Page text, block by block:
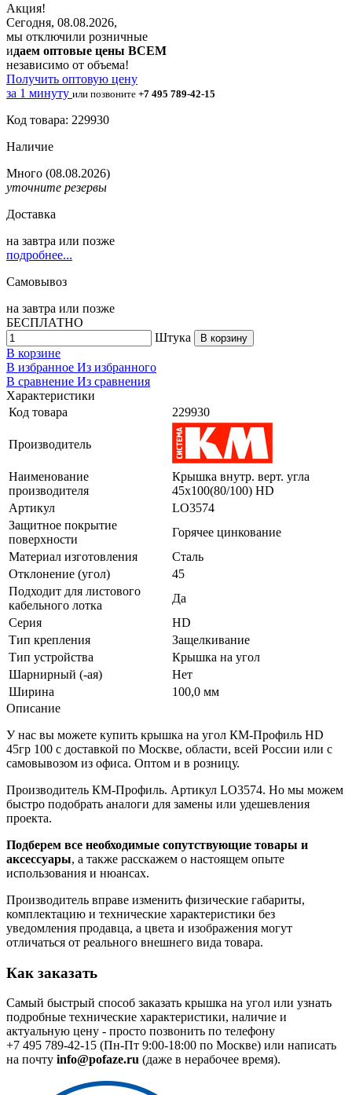
Акция!
Сегодня, 08.08.2026,
мы отключили розничные
идаем оптовые цены ВСЕМ
независимо от объема!
Получить оптовую цену
за 1 минуту или позвоните +7 495 789-42-15
Код товара: 229930
Наличие
Много (08.08.2026)
уточните резервы
Доставка
на завтра или позже
подробнее...
Самовывоз
на завтра или позже
БЕСПЛАТНО
Штука
В корзину
В корзине
В избранное Из избранного
В сравнение Из сравнения
Характеристики
Код товара
229930
Производитель
Наименование
производителя
Крышка внутр. верт. угла
45х100(80/100) HD
Артикул
LO3574
Защитное покрытие
поверхности
Горячее цинкование
Материал изготовления
Сталь
Отклонение (угол)
45
Подходит для листового
кабельного лотка
Да
Серия
HD
Тип крепления
Защелкивание
Тип устройства
Крышка на угол
Шарнирный (-ая)
Нет
Ширина
100,0 мм
Описание
У нас вы можете купить крышка на угол КМ-Профиль HD
45гр 100 с доставкой по Москве, области, всей России или с
самовывозом из офиса. Оптом и в розницу.
Производитель КМ-Профиль. Артикул LO3574. Но мы можем
быстро подобрать аналоги для замены или удешевления
проекта.
Подберем все необходимые сопутствующие товары и
аксессуары, а также расскажем о настоящем опыте
использования и нюансах.
Производитель вправе изменить физические габариты,
комплектацию и технические характеристики без
уведомления продавца, а цвета и изображения могут
отличаться от реального внешнего вида товара.
Как заказать
Самый быстрый способ заказать крышка на угол или узнать
подробные технические характеристики, наличие и
актуальную цену - просто позвонить по телефону
+7 495 789-42-15 (Пн-Пт 9:00-18:00 по Москве) или написать
на почту info@pofaze.ru (даже в нерабочее время).